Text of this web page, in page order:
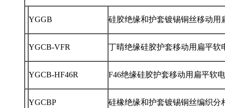
YGGB 硅胶绝缘和护套镀锡铜丝移动用
YGCB-VFR 丁晴绝缘硅胶护套移动用扁平软
YGCB-HF46R F46绝缘硅胶护套移动用扁平软
YGCBP 硅橡绝缘和护套镀锡铜丝编织分